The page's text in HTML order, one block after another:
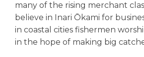
many of the rising merchant
believe in Inari Ōkami for
in coastal cities fishermen
in the hope of making big